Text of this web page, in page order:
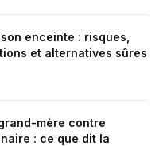
enceinte : risques,
et alternatives sûres
mère contre
: ce que dit la